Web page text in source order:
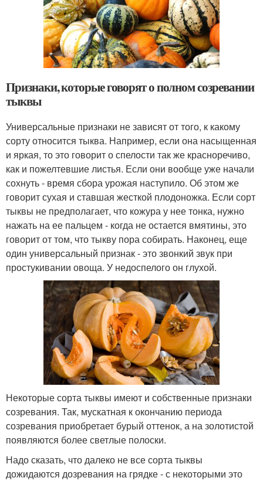
Признаки, которые говорят о полном созревании
тыквы
Универсальные признаки не зависят от того, к какому
сорту относится тыква. Например, если она насыщенная
и яркая, то это говорит о спелости так же красноречиво,
как и пожелтевшие листья. Если они вообще уже начали
сохнуть - время сбора урожая наступило. Об этом же
говорит сухая и ставшая жесткой плодоножка. Если сорт
тыквы не предполагает, что кожура у нее тонка, нужно
нажать на ее пальцем - когда не остается вмятины, это
говорит от том, что тыкву пора собирать. Наконец, еще
один универсальный признак - это звонкий звук при
простукивании овоща. У недоспелого он глухой.
Некоторые сорта тыквы имеют и собственные признаки
созревания. Так, мускатная к окончанию периода
созревания приобретает бурый оттенок, а на золотистой
появляются более светлые полоски.
Надо сказать, что далеко не все сорта тыквы
дожидаются дозревания на грядке - с некоторыми это